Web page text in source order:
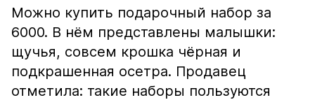
Можно купить подарочный набор за
6000. В нём представлены малышки:
щучья, совсем крошка чёрная и
подкрашенная осетра. Продавец
отметила: такие наборы пользуются